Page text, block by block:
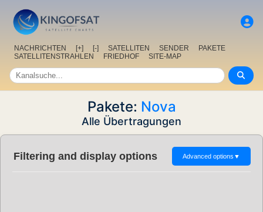
NACHRICHTEN [+] [-] SATELLITEN SENDER
PAKETE
SATELLITENSTRAHLEN
FRIEDHOF SITE-MAP
Pakete: Nova
Alle Übertragungen
Filtering and display options Advanced options ▼